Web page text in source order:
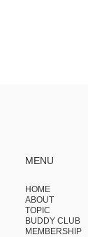
MENU
HOME
ABOUT
TOPIC
BUDDY CLUB
MEMBERSHIP